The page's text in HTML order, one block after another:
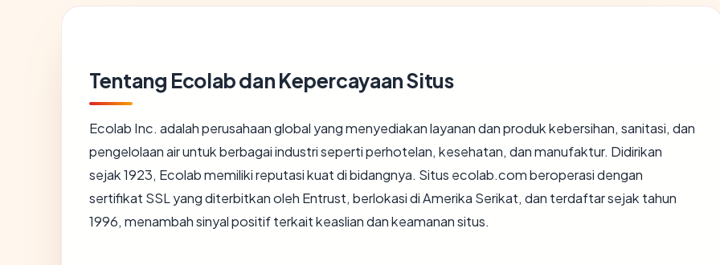
Tentang Ecolab dan Kepercayaan Situs
Ecolab Inc. adalah perusahaan global yang menyediakan layanan dan produk kebersihan, sanitasi, dan
pengelolaan air untuk berbagai industri seperti perhotelan, kesehatan, dan manufaktur. Didirikan
sejak 1923, Ecolab memiliki reputasi kuat di bidangnya. Situs ecolab.com beroperasi dengan
sertifikat SSL yang diterbitkan oleh Entrust, berlokasi di Amerika Serikat, dan terdaftar sejak tahun
1996, menambah sinyal positif terkait keaslian dan keamanan situs.